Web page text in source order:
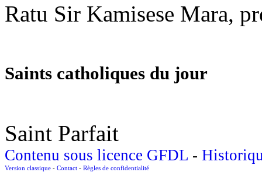
Ratu Sir Kamisese Mara,
Saints catholiques du jour
Saint Parfait
Contenu sous licence GFDL -
Version classique - Contact - Règles de confidentialité